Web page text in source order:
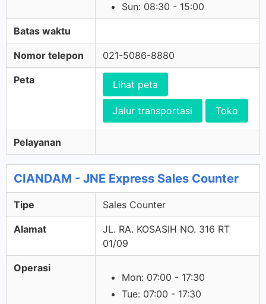
Sun: 08:30 - 15:00
Batas waktu
Nomor telepon 021-5086-8880
Peta Lihat peta
Jalur transportasi Toko
Pelayanan
CIANDAM - JNE Express Sales Counter
Tipe Sales Counter
Alamat
JL. RA. KOSASIH NO. 316 RT
01/09
Operasi
Mon: 07:00 - 17:30
Tue: 07:00 - 17:30